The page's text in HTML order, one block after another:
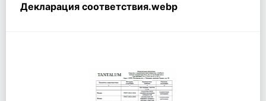
Декларация соответствия.webp